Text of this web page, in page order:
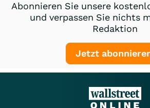
Abonnieren Sie unsere
und verpassen Sie nichts
Redaktion
Jetzt